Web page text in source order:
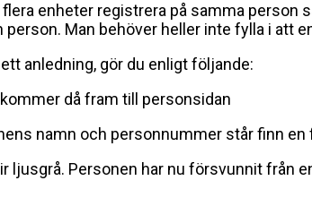
enheter registrera på samma
Man behöver heller inte fylla i att
anledning, gör du enligt följande:
då fram till personsidan
namn och personnummer står finn
ljusgrå. Personen har nu försvunnit från